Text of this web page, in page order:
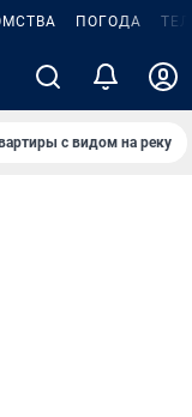
ПОГОДА
с видом на реку